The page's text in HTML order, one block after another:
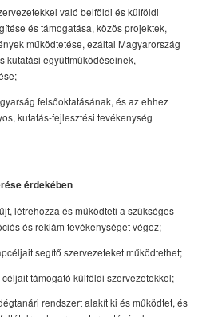
való belföldi és külföldi
és támogatása, közös projektek,
működtetése, ezáltal Magyarország
kutatási együttműködéseinek,
felsőoktatásának, és az ehhez
kutatás-fejlesztési tevékenység
érdekében
létrehozza és működteti a szükséges
és reklám tevékenységet végez;
segítő szervezeteket működtethet;
támogató külföldi szervezetekkel;
rendszert alakít ki és működtet, és